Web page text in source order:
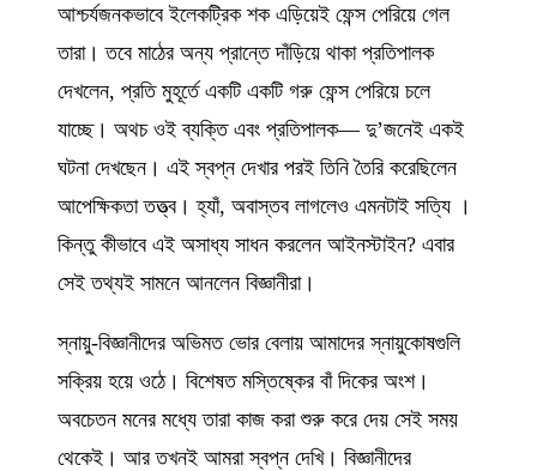
আশ্চর্যজনকভাবে ইলেকট্রিক শক এড়িয়েই ফেন্স পেরিয়ে গেল
তারা। তবে মাঠের অন্য প্রান্তে দাঁড়িয়ে থাকা প্রতিপালক
দেখলেন, প্রতি মুহূর্তে একটি একটি গরু ফেন্স পেরিয়ে চলে
যাচ্ছে। অথচ ওই ব্যক্তি এবং প্রতিপালক— দু’জনেই একই
ঘটনা দেখছেন। এই স্বপ্ন দেখার পরই তিনি তৈরি করেছিলেন
আপেক্ষিকতা তত্ত্ব। হ্যাঁ, অবাস্তব লাগলেও এমনটাই সত্যি ।
কিন্তু কীভাবে এই অসাধ্য সাধন করলেন আইনস্টাইন? এবার
সেই তথ্যই সামনে আনলেন বিজ্ঞানীরা।
স্নায়ু-বিজ্ঞানীদের অভিমত ভোর বেলায় আমাদের স্নায়ুকোষগুলি
সক্রিয় হয়ে ওঠে। বিশেষত মস্তিষ্কের বাঁ দিকের অংশ।
অবচেতন মনের মধ্যে তারা কাজ করা শুরু করে দেয় সেই সময়
থেকেই। আর তখনই আমরা স্বপ্ন দেখি। বিজ্ঞানীদের